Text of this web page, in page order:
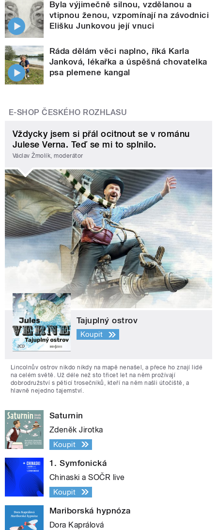
Byla výjimečně silnou, vzdělanou a
vtipnou ženou, vzpomínají na závodnici
Elišku Junkovou její vnuci
Ráda dělám věci naplno, říká Karla
Janková, lékařka a úspěšná chovatelka
psa plemene kangal
E-SHOP ČESKÉHO ROZHLASU
Vždycky jsem si přál ocitnout se v románu
Julese Verna. Teď se mi to splnilo.
Václav Žmolík, moderátor
Tajuplný ostrov
Koupit
Lincolnův ostrov nikdo nikdy na mapě nenašel, a přece ho znají lidé
na celém světě. Už déle než sto třicet let na něm prožívají
dobrodružství s pěticí trosečníků, kteří na něm našli útočiště, a
hlavně nejedno tajemství.
Saturnin
Zdeněk Jirotka
Koupit
1. Symfonická
Chinaski a SOČR live
Koupit
Mariborská hypnóza
Dora Kaprálová